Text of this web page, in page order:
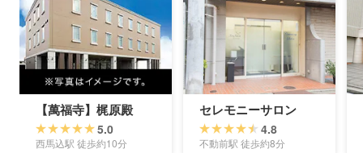
【萬福寺】梶原殿
5.0
西馬込駅 徒歩約10分
セレモニーサロン
4.8
不動前駅 徒歩約8分